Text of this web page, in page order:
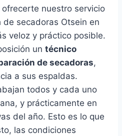
nuestro servicio
secadoras Otsein en
veloz y práctico posible.
un técnico
de secadoras,
a sus espaldas.
todos y cada uno
y prácticamente en
del año. Esto es lo que
las condiciones